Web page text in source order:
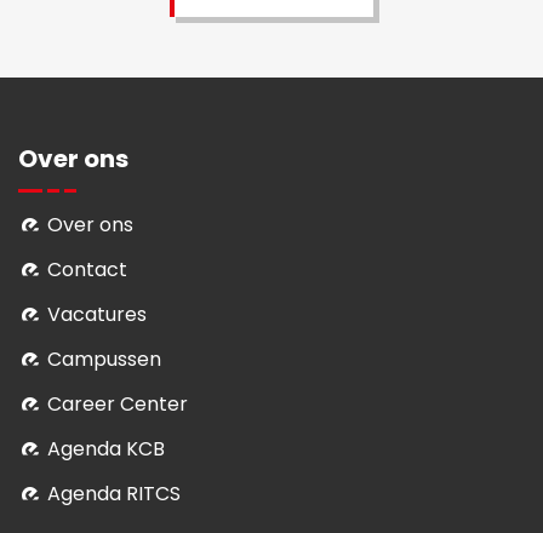
Over ons
Over ons
Contact
Vacatures
Campussen
Career Center
Agenda KCB
Agenda RITCS